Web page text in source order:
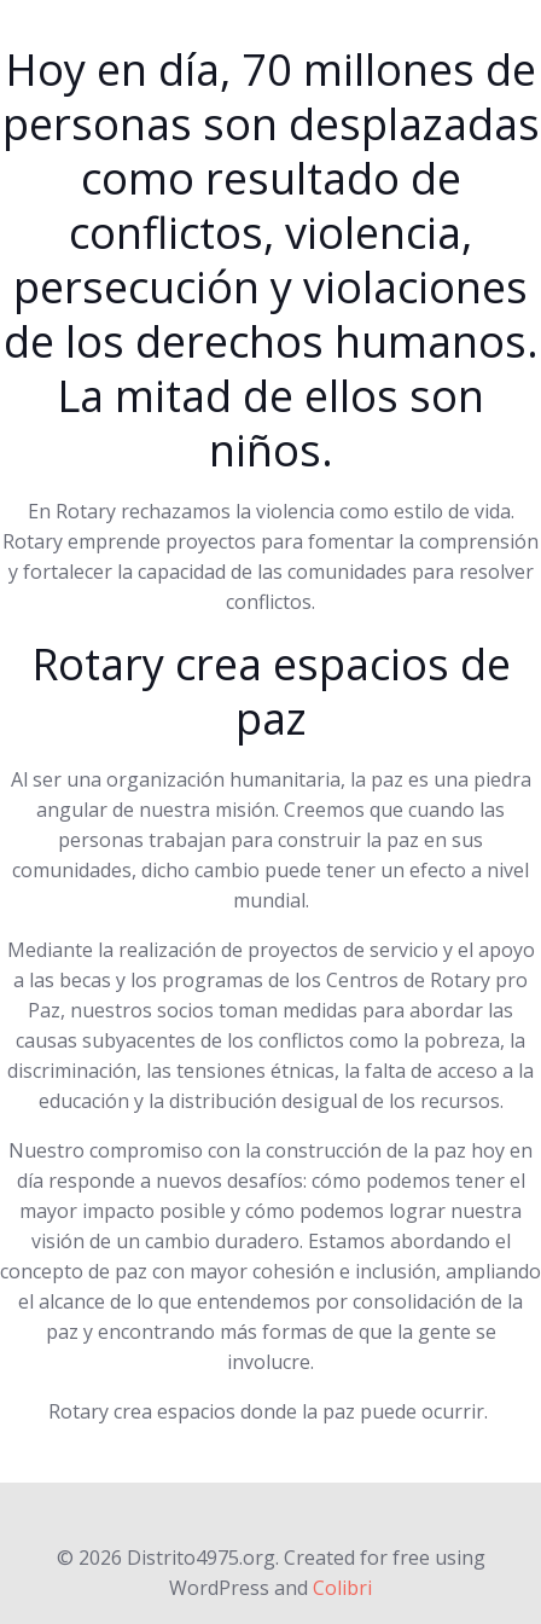
Hoy en día, 70 millones de
personas son desplazadas
como resultado de
conflictos, violencia,
persecución y violaciones
de los derechos humanos.
La mitad de ellos son
niños.
En Rotary rechazamos la violencia como estilo de vida.
Rotary emprende proyectos para fomentar la comprensión
y fortalecer la capacidad de las comunidades para resolver
conflictos.
Rotary crea espacios de
paz
Al ser una organización humanitaria, la paz es una piedra
angular de nuestra misión. Creemos que cuando las
personas trabajan para construir la paz en sus
comunidades, dicho cambio puede tener un efecto a nivel
mundial.
Mediante la realización de proyectos de servicio y el apoyo
a las becas y los programas de los Centros de Rotary pro
Paz, nuestros socios toman medidas para abordar las
causas subyacentes de los conflictos como la pobreza, la
discriminación, las tensiones étnicas, la falta de acceso a la
educación y la distribución desigual de los recursos.
Nuestro compromiso con la construcción de la paz hoy en
día responde a nuevos desafíos: cómo podemos tener el
mayor impacto posible y cómo podemos lograr nuestra
visión de un cambio duradero. Estamos abordando el
concepto de paz con mayor cohesión e inclusión, ampliando
el alcance de lo que entendemos por consolidación de la
paz y encontrando más formas de que la gente se
involucre.
Rotary crea espacios donde la paz puede ocurrir.
© 2026 Distrito4975.org. Created for free using
WordPress and Colibri